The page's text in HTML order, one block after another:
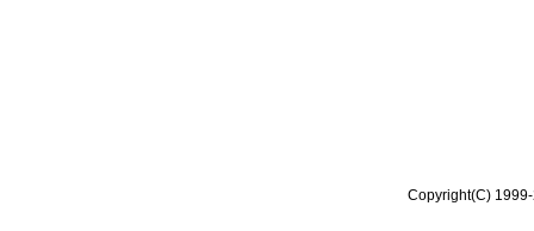
Copyright(C)